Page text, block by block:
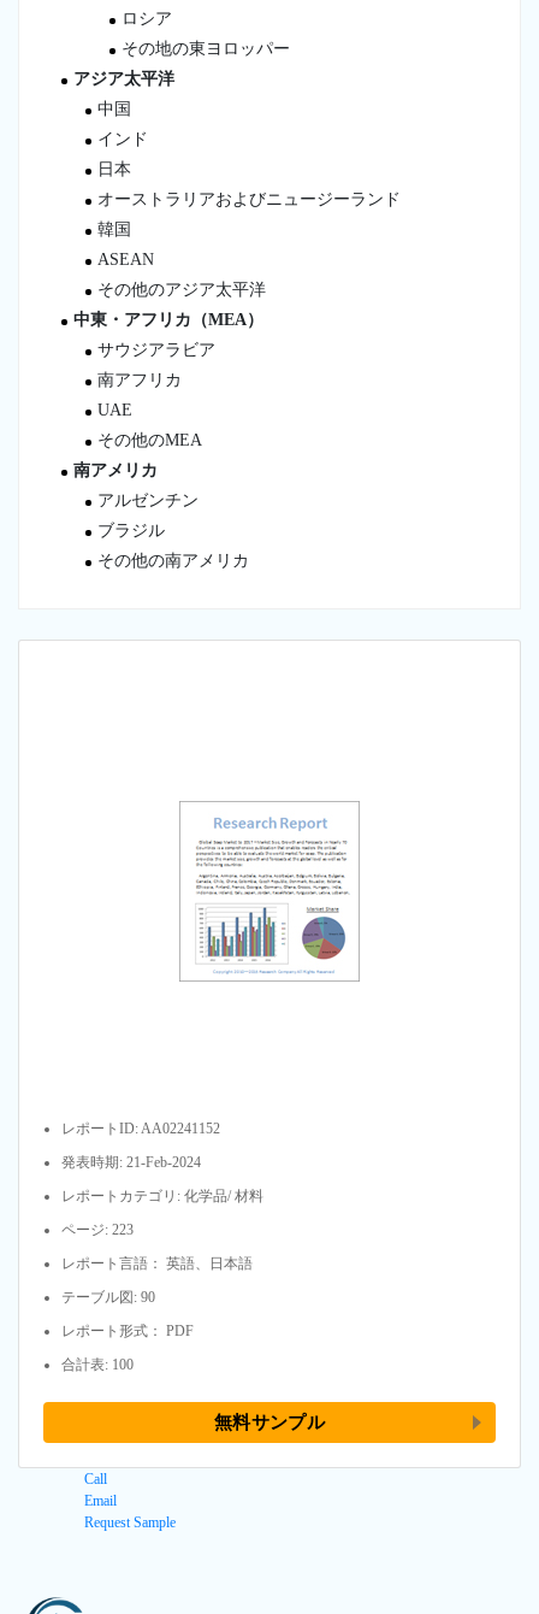
ロシア
その地の東ヨロッパー
アジア太平洋
中国
インド
日本
オーストラリアおよびニュージーランド
韓国
ASEAN
その他のアジア太平洋
中東・アフリカ（MEA）
サウジアラビア
南アフリカ
UAE
その他のMEA
南アメリカ
アルゼンチン
ブラジル
その他の南アメリカ
レポートID: AA02241152
発表時期: 21-Feb-2024
レポートカテゴリ: 化学品/ 材料
ページ: 223
レポート言語： 英語、日本語
テーブル図: 90
レポート形式： PDF
合計表: 100
無料サンプル
Call
Email
Request Sample